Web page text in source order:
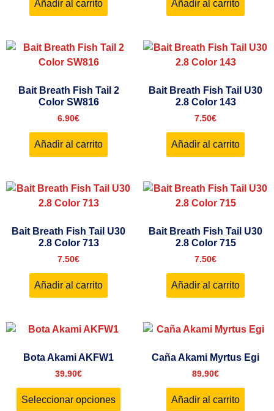
Añadir al carrito Añadir al carrito
Bait Breath Fish Tail 2
Color SW816
6.90€
Añadir al carrito
Bait Breath Fish Tail U30
2.8 Color 143
7.50€
Añadir al carrito
Bait Breath Fish Tail U30
2.8 Color 713
7.50€
Añadir al carrito
Bait Breath Fish Tail U30
2.8 Color 715
7.50€
Añadir al carrito
Bota Akami AKFW1
39.90€
Seleccionar opciones
Caña Akami Myrtus Egi
89.90€
Añadir al carrito